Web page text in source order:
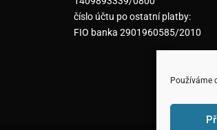
Používáme
číslo účtu po ostatní platby:
FIO banka 2901960585/2010